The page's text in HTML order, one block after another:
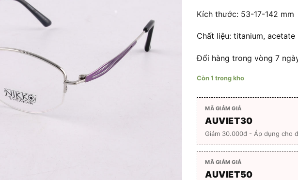
Kích thước: 53-17-142 mm
Chất liệu: titanium, acetate
Đổi hàng trong vòng 7
Còn 1 trong kho
MÃ GIẢM GIÁ
AUVIET30
Giảm 30.000đ - Áp dụng cho
MÃ GIẢM GIÁ
AUVIET50